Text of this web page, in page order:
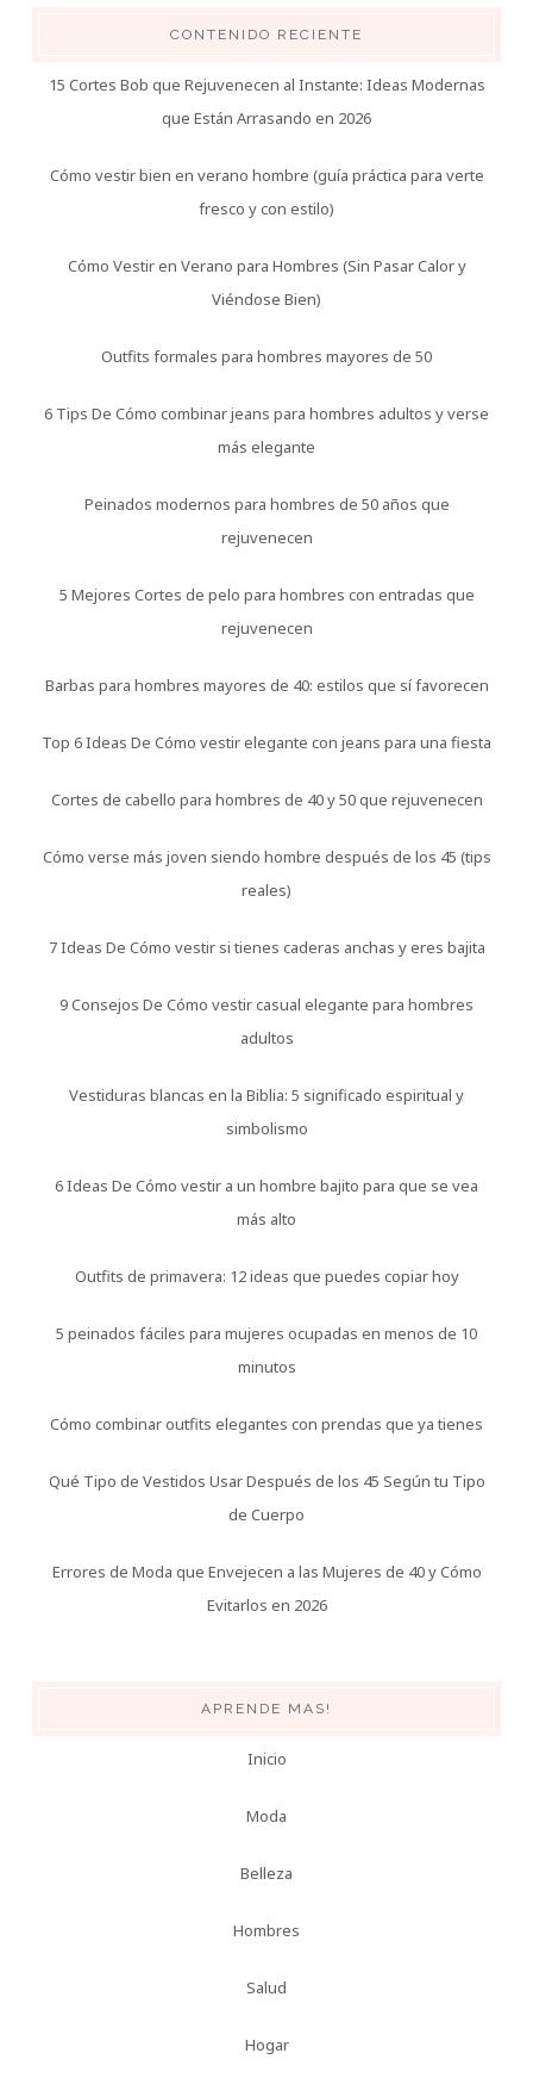
CONTENIDO RECIENTE
15 Cortes Bob que Rejuvenecen al Instante: Ideas Modernas
que Están Arrasando en 2026
Cómo vestir bien en verano hombre (guía práctica para verte
fresco y con estilo)
Cómo Vestir en Verano para Hombres (Sin Pasar Calor y
Viéndose Bien)
Outfits formales para hombres mayores de 50
6 Tips De Cómo combinar jeans para hombres adultos y verse
más elegante
Peinados modernos para hombres de 50 años que
rejuvenecen
5 Mejores Cortes de pelo para hombres con entradas que
rejuvenecen
Barbas para hombres mayores de 40: estilos que sí favorecen
Top 6 Ideas De Cómo vestir elegante con jeans para una fiesta
Cortes de cabello para hombres de 40 y 50 que rejuvenecen
Cómo verse más joven siendo hombre después de los 45 (tips
reales)
7 Ideas De Cómo vestir si tienes caderas anchas y eres bajita
9 Consejos De Cómo vestir casual elegante para hombres
adultos
Vestiduras blancas en la Biblia: 5 significado espiritual y
simbolismo
6 Ideas De Cómo vestir a un hombre bajito para que se vea
más alto
Outfits de primavera: 12 ideas que puedes copiar hoy
5 peinados fáciles para mujeres ocupadas en menos de 10
minutos
Cómo combinar outfits elegantes con prendas que ya tienes
Qué Tipo de Vestidos Usar Después de los 45 Según tu Tipo
de Cuerpo
Errores de Moda que Envejecen a las Mujeres de 40 y Cómo
Evitarlos en 2026
APRENDE MAS!
Inicio
Moda
Belleza
Hombres
Salud
Hogar